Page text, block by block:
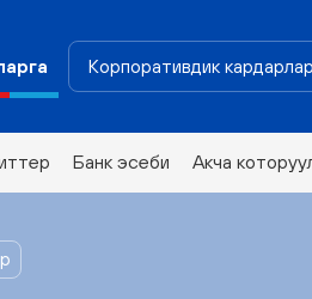
Корпоративдик
Банк эсеби Акча